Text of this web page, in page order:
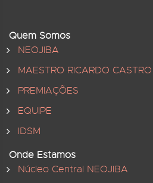
Quem Somos
NEOJIBA
MAESTRO RICARDO CASTRO
PREMIAÇÕES
EQUIPE
IDSM
Onde Estamos
Núcleo Central NEOJIBA